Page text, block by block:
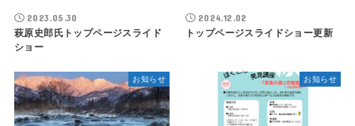
2023.05.30
萩原史郎氏トップページスライド
ショー
2024.12.02
トップページスライドショー更新
お知らせ お知らせ